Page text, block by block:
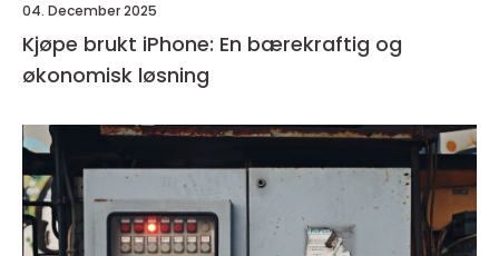
04. December 2025
Kjøpe brukt iPhone: En bærekraftig og
økonomisk løsning